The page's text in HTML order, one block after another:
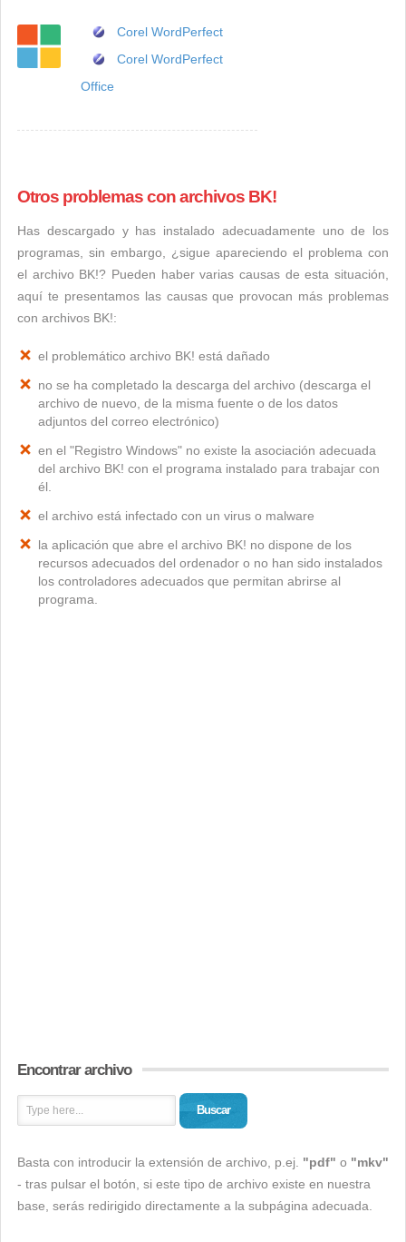
Corel WordPerfect
Corel WordPerfect
Office
Otros problemas con archivos BK!
Has descargado y has instalado adecuadamente uno de los
programas, sin embargo, ¿sigue apareciendo el problema con
el archivo BK!? Pueden haber varias causas de esta situación,
aquí te presentamos las causas que provocan más problemas
con archivos BK!:
el problemático archivo BK! está dañado
no se ha completado la descarga del archivo (descarga el
archivo de nuevo, de la misma fuente o de los datos
adjuntos del correo electrónico)
en el "Registro Windows" no existe la asociación adecuada
del archivo BK! con el programa instalado para trabajar con
él.
el archivo está infectado con un virus o malware
la aplicación que abre el archivo BK! no dispone de los
recursos adecuados del ordenador o no han sido instalados
los controladores adecuados que permitan abrirse al
programa.
Encontrar archivo
Buscar
Basta con introducir la extensión de archivo, p.ej. "pdf" o "mkv"
- tras pulsar el botón, si este tipo de archivo existe en nuestra
base, serás redirigido directamente a la subpágina adecuada.